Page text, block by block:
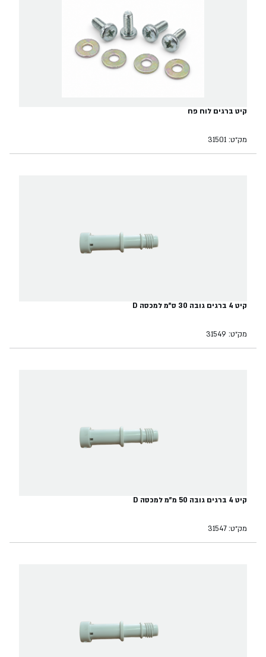
קיט ברגים לוח פח
מק״ט: 31501
קיט 4 ברגים גובה 30 ס"מ למכסה D
מק״ט: 31549
קיט 4 ברגים גובה 50 מ"מ למכסה D
מק״ט: 31547